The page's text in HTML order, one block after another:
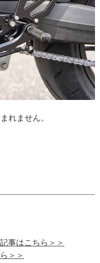
れません。
事はこちら＞＞
＞＞